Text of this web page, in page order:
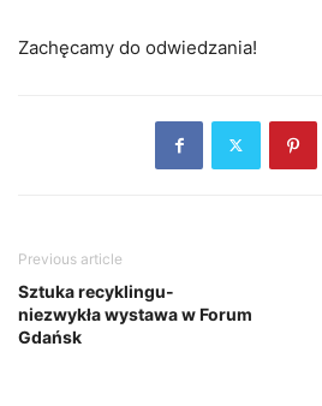
Zachęcamy do odwiedzania!
Previous article
Sztuka recyklingu-
niezwykła wystawa w Forum
Gdańsk